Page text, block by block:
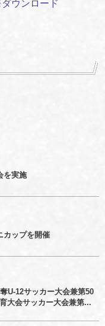
ウンロード
を実施
カップを開催
U-12サッカー大会兼第50
大会サッカー大会兼第...